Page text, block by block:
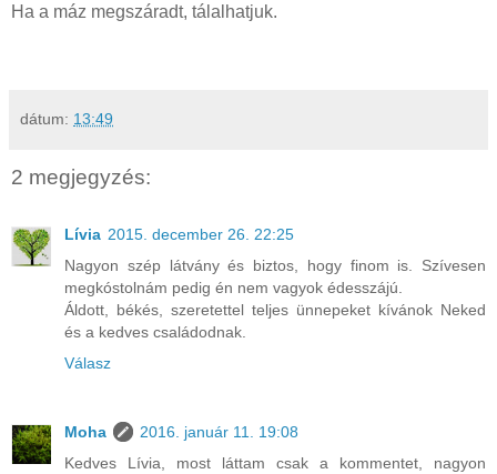
Ha a máz megszáradt, tálalhatjuk.
dátum: 13:49
2 megjegyzés:
Lívia 2015. december 26. 22:25
Nagyon szép látvány és biztos, hogy finom is. Szívesen
megkóstolnám pedig én nem vagyok édesszájú.
Áldott, békés, szeretettel teljes ünnepeket kívánok Neked
és a kedves családodnak.
Válasz
Moha
2016. január 11. 19:08
Kedves Lívia, most láttam csak a kommentet, nagyon